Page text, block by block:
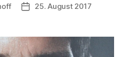
Veröffentlichungsdatum
25. August 2017